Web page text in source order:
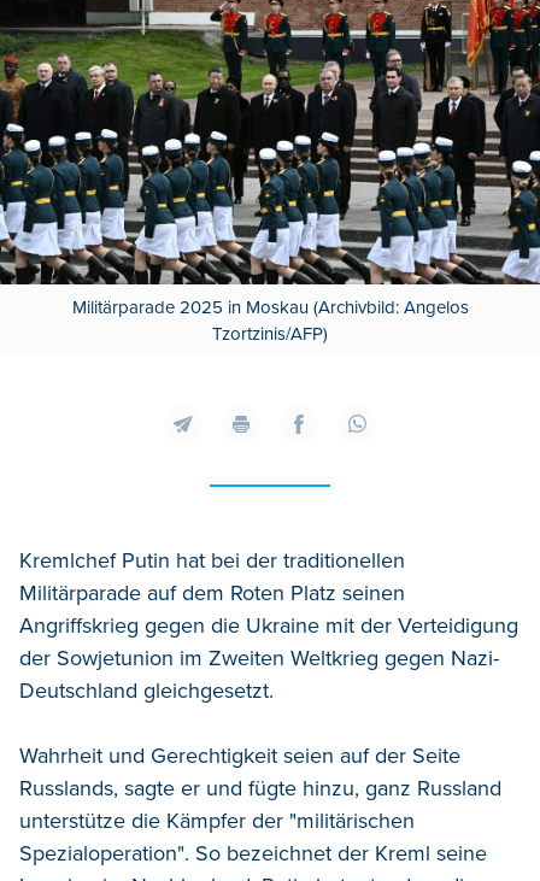
Militärparade 2025 in Moskau (Archivbild: Angelos
Tzortzinis/AFP)
Kremlchef Putin hat bei der traditionellen
Militärparade auf dem Roten Platz seinen
Angriffskrieg gegen die Ukraine mit der Verteidigung
der Sowjetunion im Zweiten Weltkrieg gegen Nazi-
Deutschland gleichgesetzt.
Wahrheit und Gerechtigkeit seien auf der Seite
Russlands, sagte er und fügte hinzu, ganz Russland
unterstütze die Kämpfer der "militärischen
Spezialoperation". So bezeichnet der Kreml seine